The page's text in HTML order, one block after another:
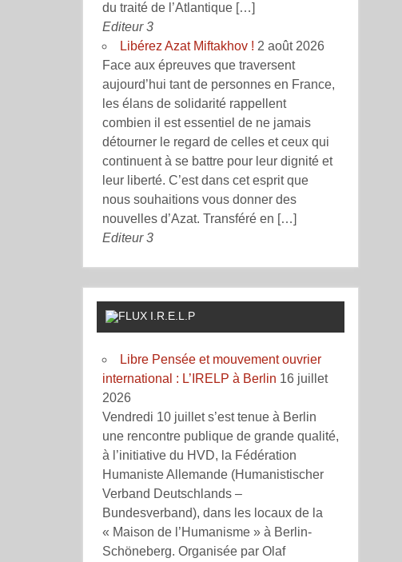
du traité de l’Atlantique […]
Editeur 3
Libérez Azat Miftakhov ! 2 août 2026
Face aux épreuves que traversent
aujourd’hui tant de personnes en France,
les élans de solidarité rappellent
combien il est essentiel de ne jamais
détourner le regard de celles et ceux qui
continuent à se battre pour leur dignité et
leur liberté. C’est dans cet esprit que
nous souhaitions vous donner des
nouvelles d’Azat. Transféré en […]
Editeur 3
I.R.E.L.P
Libre Pensée et mouvement ouvrier
international : L’IRELP à Berlin 16 juillet
2026
Vendredi 10 juillet s’est tenue à Berlin
une rencontre publique de grande qualité,
à l’initiative du HVD, la Fédération
Humaniste Allemande (Humanistischer
Verband Deutschlands –
Bundesverband), dans les locaux de la
« Maison de l’Humanisme » à Berlin-
Schöneberg. Organisée par Olaf